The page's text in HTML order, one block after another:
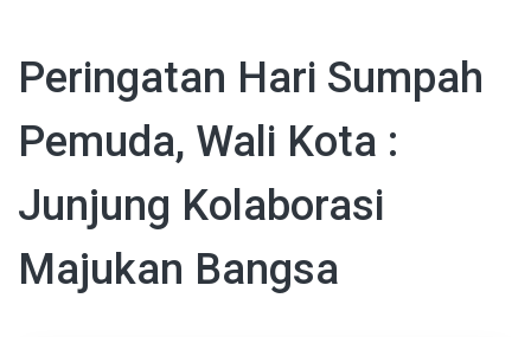
Peringatan Hari Sumpah
Pemuda, Wali Kota :
Junjung Kolaborasi
Majukan Bangsa